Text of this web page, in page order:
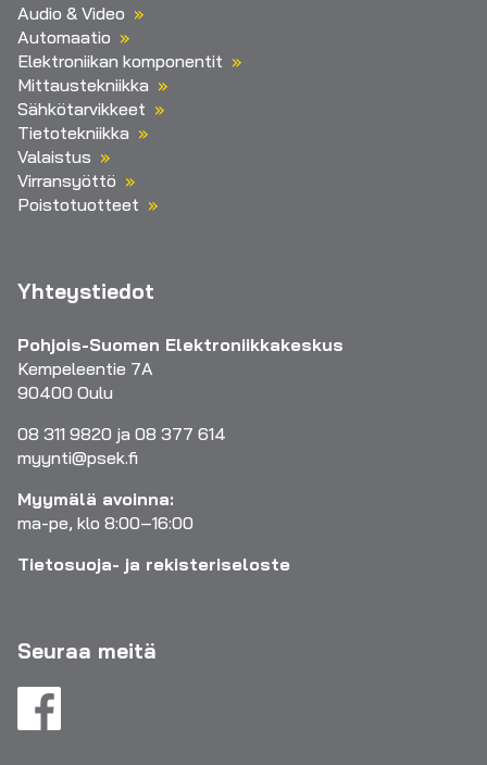
Audio & Video
Automaatio
Elektroniikan komponentit
Mittaustekniikka
Sähkötarvikkeet
Tietotekniikka
Valaistus
Virransyöttö
Poistotuotteet
Yhteystiedot
Pohjois-Suomen Elektroniikkakeskus
Kempeleentie 7A
90400 Oulu
08 311 9820 ja 08 377 614
myynti@psek.fi
Myymälä avoinna:
ma-pe, klo 8:00–16:00
Tietosuoja- ja rekisteriseloste
Seuraa meitä